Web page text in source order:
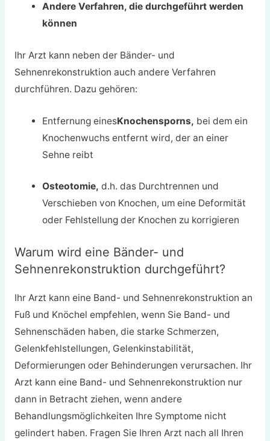
Andere Verfahren, die durchgeführt werden
können
Ihr Arzt kann neben der Bänder- und
Sehnenrekonstruktion auch andere Verfahren
durchführen. Dazu gehören:
Entfernung einesKnochensporns, bei dem ein
Knochenwuchs entfernt wird, der an einer
Sehne reibt
Osteotomie, d.h. das Durchtrennen und
Verschieben von Knochen, um eine Deformität
oder Fehlstellung der Knochen zu korrigieren
Warum wird eine Bänder- und
Sehnenrekonstruktion durchgeführt?
Ihr Arzt kann eine Band- und Sehnenrekonstruktion an
Fuß und Knöchel empfehlen, wenn Sie Band- und
Sehnenschäden haben, die starke Schmerzen,
Gelenkfehlstellungen, Gelenkinstabilität,
Deformierungen oder Behinderungen verursachen. Ihr
Arzt kann eine Band- und Sehnenrekonstruktion nur
dann in Betracht ziehen, wenn andere
Behandlungsmöglichkeiten Ihre Symptome nicht
gelindert haben. Fragen Sie Ihren Arzt nach all Ihren